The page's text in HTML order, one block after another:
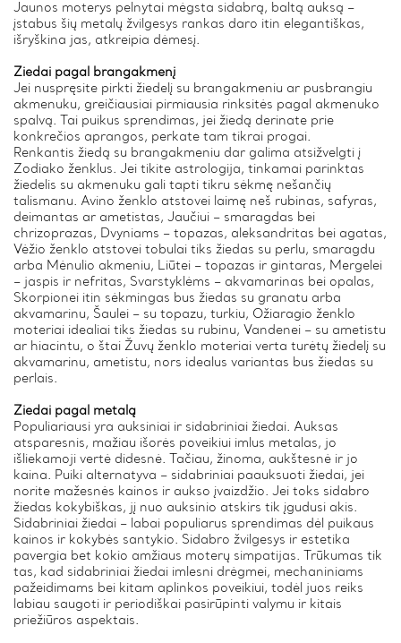
Jaunos moterys pelnytai mėgsta sidabrą, baltą auksą –
įstabus šių metalų žvilgesys rankas daro itin elegantiškas,
išryškina jas, atkreipia dėmesį.
Žiedai pagal brangakmenį
Jei nuspręsite pirkti žiedelį su brangakmeniu ar pusbrangiu
akmenuku, greičiausiai pirmiausia rinksitės pagal akmenuko
spalvą. Tai puikus sprendimas, jei žiedą derinate prie
konkrečios aprangos, perkate tam tikrai progai.
Renkantis žiedą su brangakmeniu dar galima atsižvelgti į
Zodiako ženklus. Jei tikite astrologija, tinkamai parinktas
žiedelis su akmenuku gali tapti tikru sėkmę nešančių
talismanu. Avino ženklo atstovei laimę neš rubinas, safyras,
deimantas ar ametistas, Jaučiui – smaragdas bei
chrizoprazas, Dvyniams – topazas, aleksandritas bei agatas,
Vėžio ženklo atstovei tobulai tiks žiedas su perlu, smaragdu
arba Mėnulio akmeniu, Liūtei – topazas ir gintaras, Mergelei
– jaspis ir nefritas, Svarstyklėms – akvamarinas bei opalas,
Skorpionei itin sėkmingas bus žiedas su granatu arba
akvamarinu, Šaulei – su topazu, turkiu, Ožiaragio ženklo
moteriai idealiai tiks žiedas su rubinu, Vandenei – su ametistu
ar hiacintu, o štai Žuvų ženklo moteriai verta turėtų žiedelį su
akvamarinu, ametistu, nors idealus variantas bus žiedas su
perlais.
Žiedai pagal metalą
Populiariausi yra auksiniai ir sidabriniai žiedai. Auksas
atsparesnis, mažiau išorės poveikiui imlus metalas, jo
išliekamoji vertė didesnė. Tačiau, žinoma, aukštesnė ir jo
kaina. Puiki alternatyva – sidabriniai paauksuoti žiedai, jei
norite mažesnės kainos ir aukso įvaizdžio. Jei toks sidabro
žiedas kokybiškas, jį nuo auksinio atskirs tik įgudusi akis.
Sidabriniai žiedai – labai populiarus sprendimas dėl puikaus
kainos ir kokybės santykio. Sidabro žvilgesys ir estetika
pavergia bet kokio amžiaus moterų simpatijas. Trūkumas tik
tas, kad sidabriniai žiedai imlesni drėgmei, mechaniniams
pažeidimams bei kitam aplinkos poveikiui, todėl juos reiks
labiau saugoti ir periodiškai pasirūpinti valymu ir kitais
priežiūros aspektais.